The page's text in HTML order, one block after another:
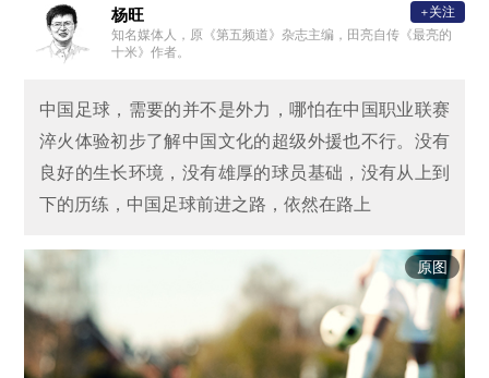
杨旺
知名媒体人，原《第五频道》杂志主编，田亮自传《最亮的
十米》作者。
+关注
中国足球，需要的并不是外力，哪怕在中国职业联赛
淬火体验初步了解中国文化的超级外援也不行。没有
良好的生长环境，没有雄厚的球员基础，没有从上到
下的历练，中国足球前进之路，依然在路上
原图